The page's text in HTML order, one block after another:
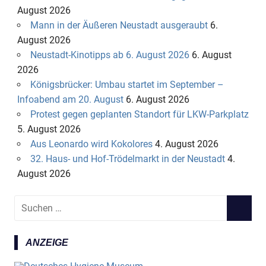
August 2026
Mann in der Äußeren Neustadt ausgeraubt 6.
August 2026
Neustadt-Kinotipps ab 6. August 2026 6. August
2026
Königsbrücker: Umbau startet im September –
Infoabend am 20. August 6. August 2026
Protest gegen geplanten Standort für LKW-Parkplatz
5. August 2026
Aus Leonardo wird Kokolores 4. August 2026
32. Haus- und Hof-Trödelmarkt in der Neustadt 4.
August 2026
c
h
e
ANZEIGE